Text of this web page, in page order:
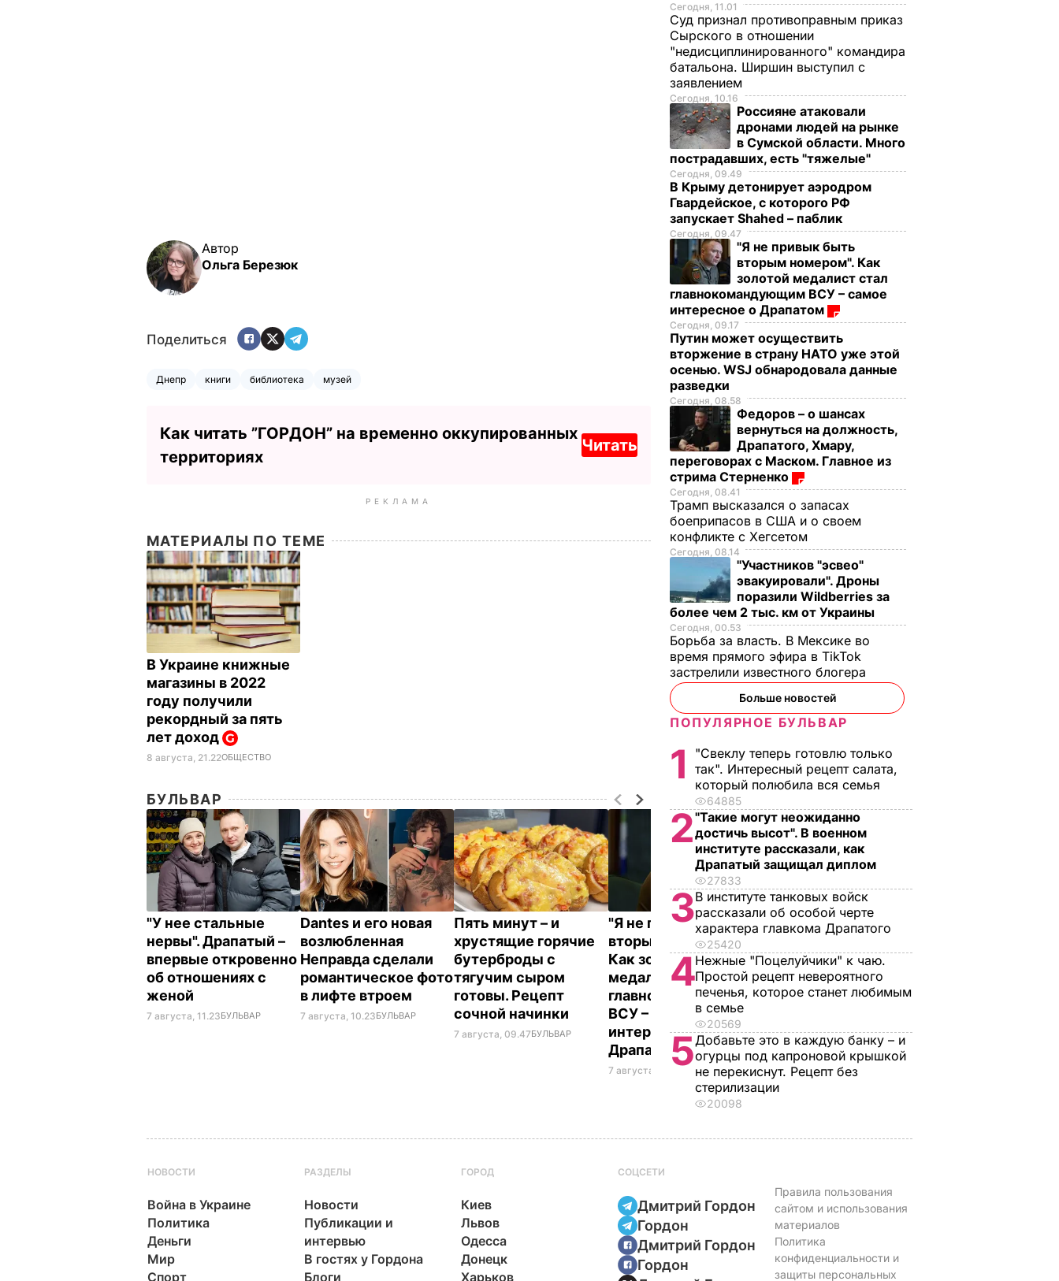
Автор
Ольга Березюк
Поделиться
Днепр книги библиотека музей
Как читать ”ГОРДОН” на временно оккупированных
территориях
Читать
РЕКЛАМА
МАТЕРИАЛЫ ПО ТЕМЕ
В Украине книжные
магазины в 2022
году получили
рекордный за пять
лет доход
8 августа, 21.22ОБЩЕСТВО
БУЛЬВАР
"У нее стальные
нервы". Драпатый –
впервые откровенно
об отношениях с
женой
7 августа, 11.23БУЛЬВАР
Dantes и его новая
возлюбленная
Неправда сделали
романтическое фото
в лифте втроем
7 августа, 10.23БУЛЬВАР
Пять минут – и
хрустящие горячие
бутерброды с
тягучим сыром
готовы. Рецепт
сочной начинки
7 августа, 09.47БУЛЬВАР
"Я не привык быть
вторым номером".
Как золотой
медалист стал
главнокомандующим
ВСУ – самое
интересное о
Драпатом
7 августа, 09.47 ОБЩЕСТВО
Вся семья попросит
добавки, а аромат
будет стоять на весь
дом. Рецепт
оджахури –
7 августа, 09.32БУЛЬВАР
Сегодня, 11.01
Суд признал противоправным приказ
Сырского в отношении
"недисциплинированного" командира
батальона. Ширшин выступил с
заявлением
Сегодня, 10.16
Россияне атаковали
дронами людей на рынке
в Сумской области. Много
пострадавших, есть "тяжелые"
Сегодня, 09.49
В Крыму детонирует аэродром
Гвардейское, с которого РФ
запускает Shahed – паблик
Сегодня, 09.47
"Я не привык быть
вторым номером". Как
золотой медалист стал
главнокомандующим ВСУ – самое
интересное о Драпатом
Сегодня, 09.17
Путин может осуществить
вторжение в страну НАТО уже этой
осенью. WSJ обнародовала данные
разведки
Сегодня, 08.58
Федоров – о шансах
вернуться на должность,
Драпатого, Хмару,
переговорах с Маском. Главное из
стрима Стерненко
Сегодня, 08.41
Трамп высказался о запасах
боеприпасов в США и о своем
конфликте с Хегсетом
Сегодня, 08.14
"Участников "эсвео"
эвакуировали". Дроны
поразили Wildberries за
более чем 2 тыс. км от Украины
Сегодня, 00.53
Борьба за власть. В Мексике во
время прямого эфира в TikTok
застрелили известного блогера
Больше новостей
ПОПУЛЯРНОЕ БУЛЬВАР
1
"Свеклу теперь готовлю только
так". Интересный рецепт салата,
который полюбила вся семья
64885
2"Такие могут неожиданно
достичь высот". В военном
институте рассказали, как
Драпатый защищал диплом
27833
3В институте танковых войск
рассказали об особой черте
характера главкома Драпатого
25420
4Нежные "Поцелуйчики" к чаю.
Простой рецепт невероятного
печенья, которое станет любимым
в семье
20569
5Добавьте это в каждую банку – и
огурцы под капроновой крышкой
не перекиснут. Рецепт без
стерилизации
20098
НОВОСТИ
Война в Украине
Политика
Деньги
Мир
Спорт
РАЗДЕЛЫ
Новости
Публикации и
интервью
В гостях у Гордона
Блоги
ГОРОД
Киев
Львов
Одесса
Донецк
Харьков
СОЦСЕТИ
Дмитрий Гордон
Гордон
Дмитрий Гордон
Гордон
Правила пользования
сайтом и использования
материалов
Политика
конфиденциальности и
защиты персональных